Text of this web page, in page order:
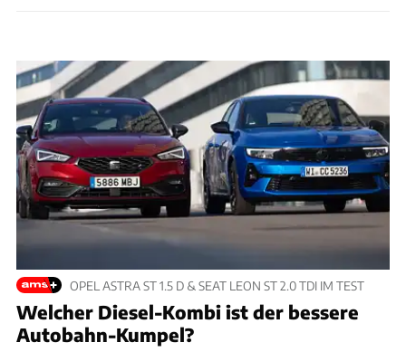
OPEL ASTRA ST 1.5 D & SEAT LEON ST 2.0 TDI IM TEST
Welcher Diesel-Kombi ist der bessere
Autobahn-Kumpel?